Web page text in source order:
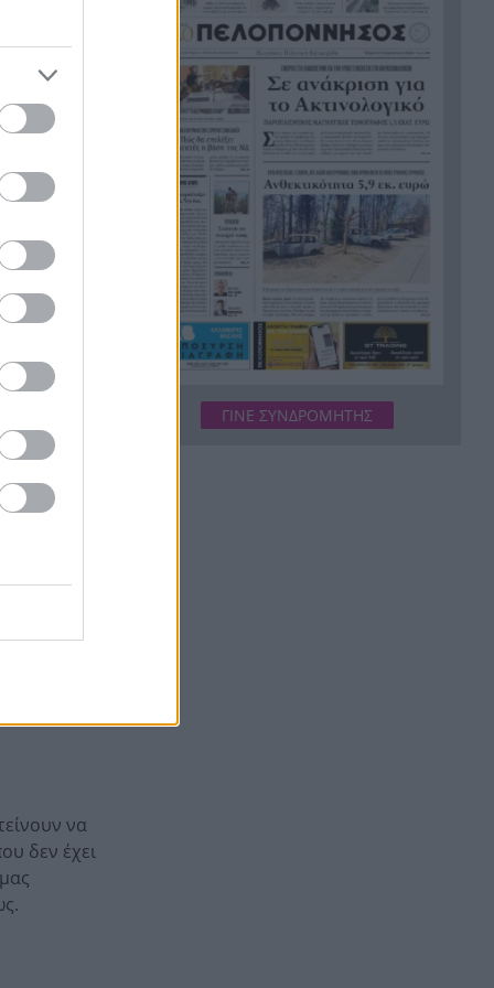
Το
έχουν
αυτό
είναι
να
Δηλαδή,
να
δεν έχει
κρούσματα σε μια εβδομάδα
«Καμίνι» η χώρα το
Σαββατοκύριακο: Πού θα
χτυπήσουν 40άρια –
Καμπανάκι για επικίνδυνα
μελτέμια
Σοκ στο Μεξικό: Εκτέλεσαν εν
ψυχρώ 25χρονο TikToker
μπροστά στα μάτια των
ακολούθων του BINTEO
Έγκλημα στην Κυψέλη:
Απολογείται ο 26χρονος για τη
δολοφονία της 38χρονης
Ζάκυνθος: Νεκρός 78χρονος
ΓΙΝΕ ΣΥΝΔΡΟΜΗΤΗΣ